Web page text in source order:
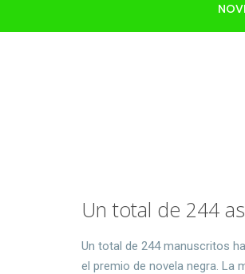
Un total de 244
Un total de 244 manuscritos
el premio de novela negra. La